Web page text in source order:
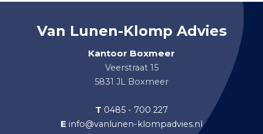
Van Lunen-Klomp Advies
Kantoor Boxmeer
Veerstraat 15
5831 JL Boxmeer
T 0485 - 700 227
E info@vanlunen-klompadvies.nl